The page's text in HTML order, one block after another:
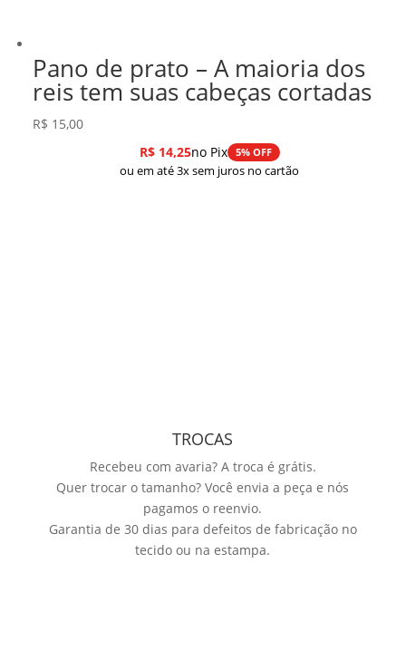
Pano de prato – A maioria dos
reis tem suas cabeças cortadas
R$ 15,00
R$14,25no Pix 5% OFF
ou em até 3x sem juros no cartão
TROCAS
Recebeu com avaria? A troca é grátis.
Quer trocar o tamanho? Você envia a peça e nós
pagamos o reenvio.
Garantia de 30 dias para defeitos de fabricação no
tecido ou na estampa.